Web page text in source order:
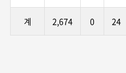
계 2,674 0 24